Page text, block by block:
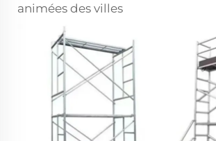
animées des villes